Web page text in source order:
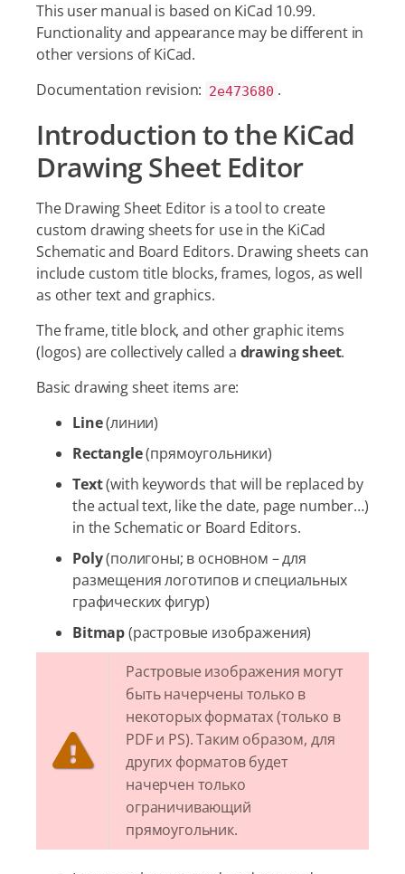
This user manual is based on KiCad 10.99.
Functionality and appearance may be different in
other versions of KiCad.
Documentation revision: 2e473680 .
Introduction to the KiCad
Drawing Sheet Editor
The Drawing Sheet Editor is a tool to create
custom drawing sheets for use in the KiCad
Schematic and Board Editors. Drawing sheets can
include custom title blocks, frames, logos, as well
as other text and graphics.
The frame, title block, and other graphic items
(logos) are collectively called a drawing sheet.
Basic drawing sheet items are:
Line(линии)
Rectangle(прямоугольники)
Text(with keywords that will be replaced by
the actual text, like the date, page number…​)
in the Schematic or Board Editors.
Poly(полигоны; в основном – для
размещения логотипов и специальных
графических фигур)
Bitmap(растровые изображения)
Растровые изображения могут
быть начерчены только в
некоторых форматах (только в
PDF и PS). Таким образом, для
других форматов будет
начерчен только
ограничивающий
прямоугольник.